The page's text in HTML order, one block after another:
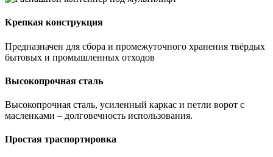
Крепкая конструкция
Предназначен для сбора и промежуточного хранения твёрдых
бытовых и промышленных отходов
Высокопрочная сталь
Высокопрочная сталь, усиленный каркас и петли ворот с
масленками – долговечность использования.
Простая траспортировка